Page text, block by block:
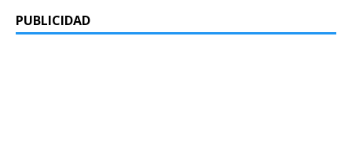
PUBLICIDAD